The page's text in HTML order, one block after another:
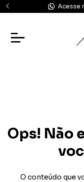
Acesse
Ops! Não
O conteúdo que